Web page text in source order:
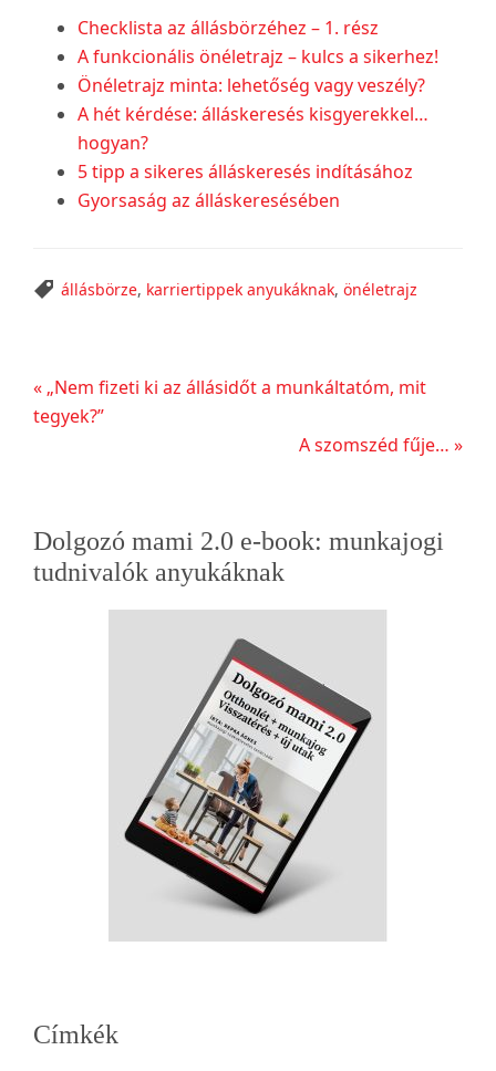
Checklista az állásbörzéhez – 1. rész
A funkcionális önéletrajz – kulcs a sikerhez!
Önéletrajz minta: lehetőség vagy veszély?
A hét kérdése: álláskeresés kisgyerekkel…
hogyan?
5 tipp a sikeres álláskeresés indításához
Gyorsaság az álláskeresésében
állásbörze, karriertippek anyukáknak, önéletrajz
Előző
bejegyzés
« „Nem fizeti ki az állásidőt a munkáltatóm, mit
tegyek?”
Következő
A szomszéd fűje… »
Elsődleges
oldalsáv
Dolgozó mami 2.0 e-book: munkajogi
tudnivalók anyukáknak
Címkék